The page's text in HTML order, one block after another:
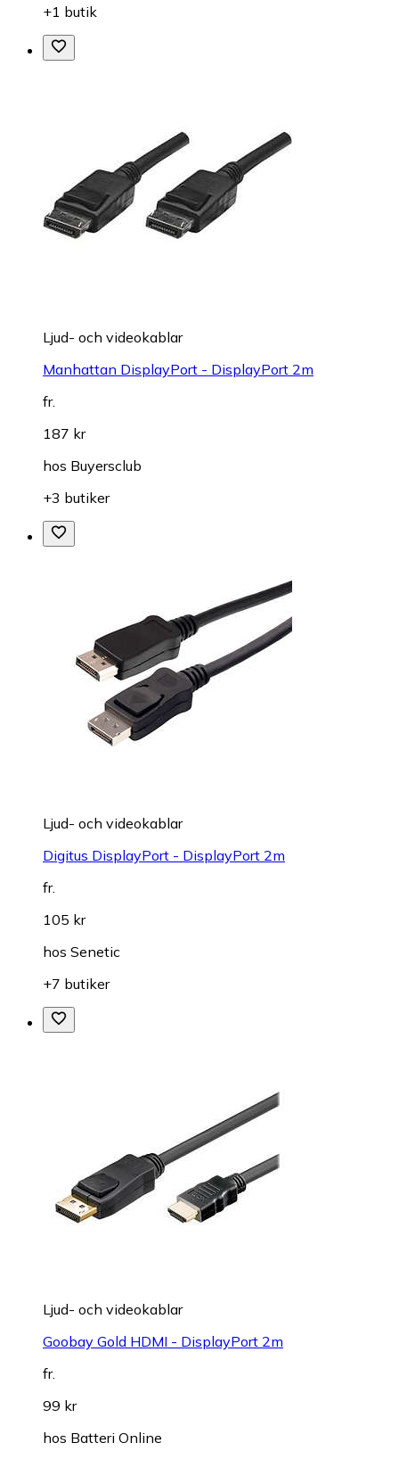
+1 butik
Ljud- och videokablar
Manhattan DisplayPort - DisplayPort 2m
fr.
187 kr
hos Buyersclub
+3 butiker
Ljud- och videokablar
Digitus DisplayPort - DisplayPort 2m
fr.
105 kr
hos Senetic
+7 butiker
Ljud- och videokablar
Goobay Gold HDMI - DisplayPort 2m
fr.
99 kr
hos Batteri Online